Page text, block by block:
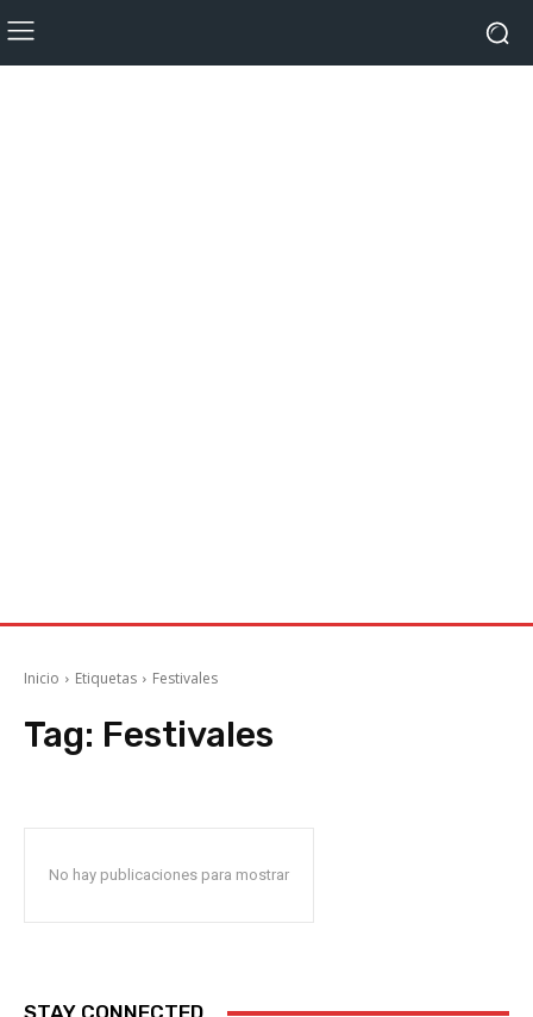
Inicio Etiquetas Festivales
Tag: Festivales
No hay publicaciones para mostrar
STAY CONNECTED